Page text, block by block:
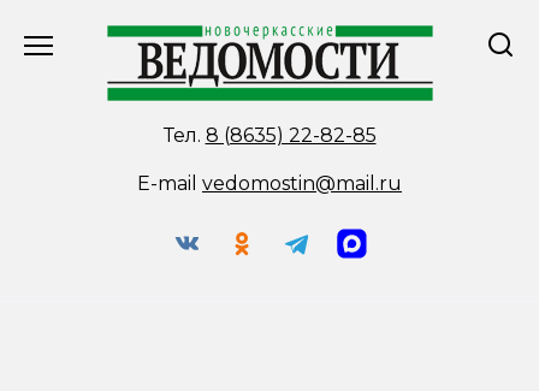
Тел. 8 (8635) 22-82-85
E-mail vedomostin@mail.ru